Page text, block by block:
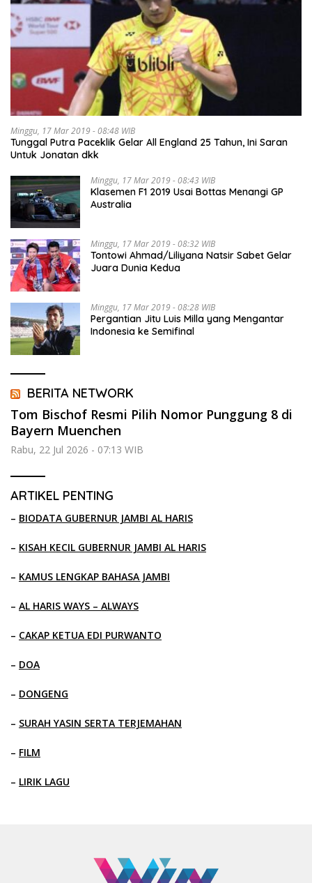
Minggu, 17 Mar 2019 - 08:48 WIB
Tunggal Putra Paceklik Gelar All England 25 Tahun, Ini Saran
Untuk Jonatan dkk
Minggu, 17 Mar 2019 - 08:43 WIB
Klasemen F1 2019 Usai Bottas Menangi GP
Australia
Minggu, 17 Mar 2019 - 08:32 WIB
Tontowi Ahmad/Liliyana Natsir Sabet Gelar
Juara Dunia Kedua
Minggu, 17 Mar 2019 - 08:28 WIB
Pergantian Jitu Luis Milla yang Mengantar
Indonesia ke Semifinal
BERITA NETWORK
Tom Bischof Resmi Pilih Nomor Punggung 8 di
Bayern Muenchen
Rabu, 22 Jul 2026 - 07:13 WIB
ARTIKEL PENTING
– BIODATA GUBERNUR JAMBI AL HARIS
– KISAH KECIL GUBERNUR JAMBI AL HARIS
– KAMUS LENGKAP BAHASA JAMBI
– AL HARIS WAYS – ALWAYS
– CAKAP KETUA EDI PURWANTO
– DOA
– DONGENG
– SURAH YASIN SERTA TERJEMAHAN
– FILM
– LIRIK LAGU